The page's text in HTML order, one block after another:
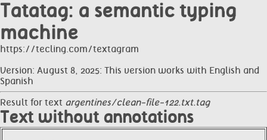
Tatatag: a semantic typing
machine
https://tecling.com/textagram
Version: August 8, 2025: This version works with English and
Spanish
Result for text argentines/clean-file-122.txt.tag
Text without annotations